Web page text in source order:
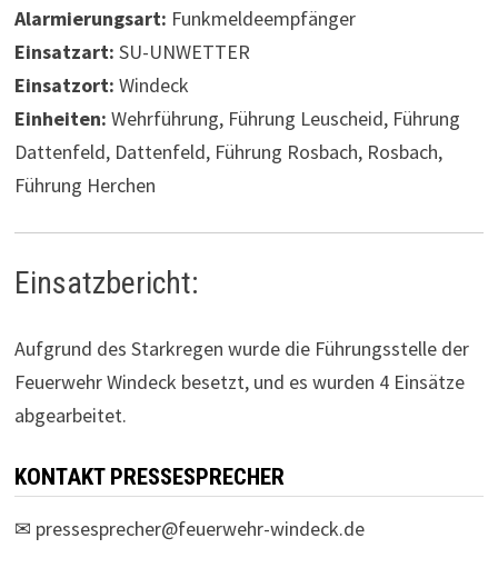
Alarmierungsart: Funkmeldeempfänger
Einsatzart: SU-UNWETTER
Einsatzort: Windeck
Einheiten: Wehrführung, Führung Leuscheid, Führung
Dattenfeld, Dattenfeld, Führung Rosbach, Rosbach,
Führung Herchen
Einsatzbericht:
Aufgrund des Starkregen wurde die Führungsstelle der
Feuerwehr Windeck besetzt, und es wurden 4 Einsätze
abgearbeitet.
KONTAKT PRESSESPRECHER
✉ pressesprecher@feuerwehr-windeck.de